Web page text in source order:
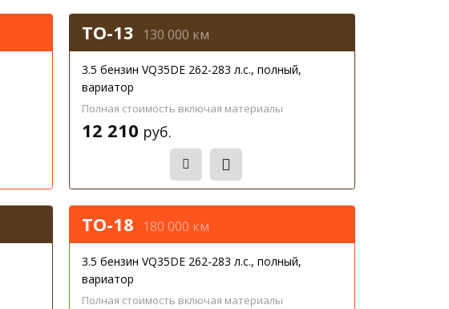
ТО-13 130 000 км
3.5 бензин VQ35DE 262-283 л.с., полный,
вариатор
Полная стоимость включая материалы
12 210 руб.
ТО-18 180 000 км
3.5 бензин VQ35DE 262-283 л.с., полный,
вариатор
Полная стоимость включая материалы